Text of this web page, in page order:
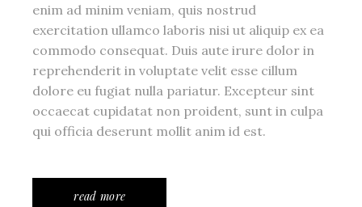
enim ad minim veniam, quis nostrud
exercitation ullamco laboris nisi ut aliquip ex ea
commodo consequat. Duis aute irure dolor in
reprehenderit in voluptate velit esse cillum
dolore eu fugiat nulla pariatur. Excepteur sint
occaecat cupidatat non proident, sunt in culpa
qui officia deserunt mollit anim id est.
read more